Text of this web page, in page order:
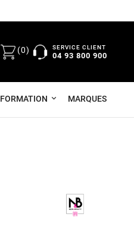
(0) SERVICE CLIENT
04 93 800 900
FORMATION MARQUES